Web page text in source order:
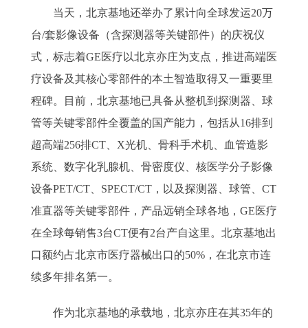
当天，北京基地还举办了累计向全球发运20万
台/套影像设备（含探测器等关键部件）的庆祝仪
式，标志着GE医疗以北京亦庄为支点，推进高端医
疗设备及其核心零部件的本土智造取得又一重要里
程碑。目前，北京基地已具备从整机到探测器、球
管等关键零部件全覆盖的国产能力，包括从16排到
超高端256排CT、X光机、骨科手术机、血管造影
系统、数字化乳腺机、骨密度仪、核医学分子影像
设备PET/CT、SPECT/CT，以及探测器、球管、CT
准直器等关键零部件，产品远销全球各地，GE医疗
在全球每销售3台CT便有2台产自这里。北京基地出
口额约占北京市医疗器械出口的50%，在北京市连
续多年排名第一。
作为北京基地的承载地，北京亦庄在其35年的